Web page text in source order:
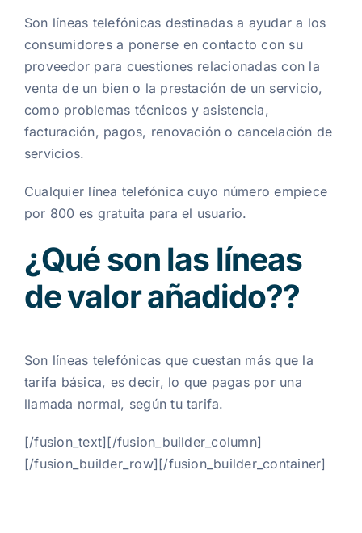
Son líneas telefónicas destinadas a ayudar a los
consumidores a ponerse en contacto con su
proveedor para cuestiones relacionadas con la
venta de un bien o la prestación de un servicio,
como problemas técnicos y asistencia,
facturación, pagos, renovación o cancelación de
servicios.
Cualquier línea telefónica cuyo número empiece
por 800 es gratuita para el usuario.
¿Qué son las líneas
de valor añadido??
Son líneas telefónicas que cuestan más que la
tarifa básica, es decir, lo que pagas por una
llamada normal, según tu tarifa.
[/fusion_text][/fusion_builder_column]
[/fusion_builder_row][/fusion_builder_container]